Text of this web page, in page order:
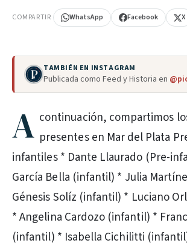
COMPARTIR WhatsApp Facebook X
TAMBIÉN EN INSTAGRAM
Publicada como Feed y Historia en
A continuación, compartimos
presentes en Mar del Plata
infantiles * Dante Llaurado (Pre-
García Bella (infantil) * ⁠Julia
⁠Génesis Solíz (infantil) * ⁠Luciano
* ⁠Angelina Cardozo (infantil) *
(infantil) * ⁠Isabella Cichilitti